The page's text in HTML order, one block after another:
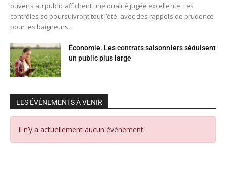
ouverts au public affichent une qualité jugée excellente. Les
contrôles se poursuivront tout l’été, avec des rappels de prudence
pour les baigneurs.
Économie. Les contrats saisonniers séduisent
un public plus large
LES ÉVÉNEMENTS À VENIR
Il n’y a actuellement aucun évènement.